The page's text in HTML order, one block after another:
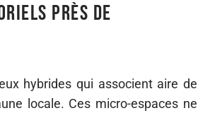
près de
hybrides qui associent aire de
locale. Ces micro-espaces ne